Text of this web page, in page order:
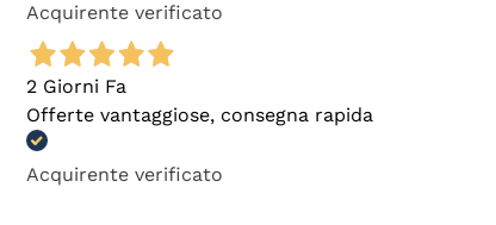
Acquirente verificato
2 Giorni Fa
Offerte vantaggiose, consegna rapida
Acquirente verificato